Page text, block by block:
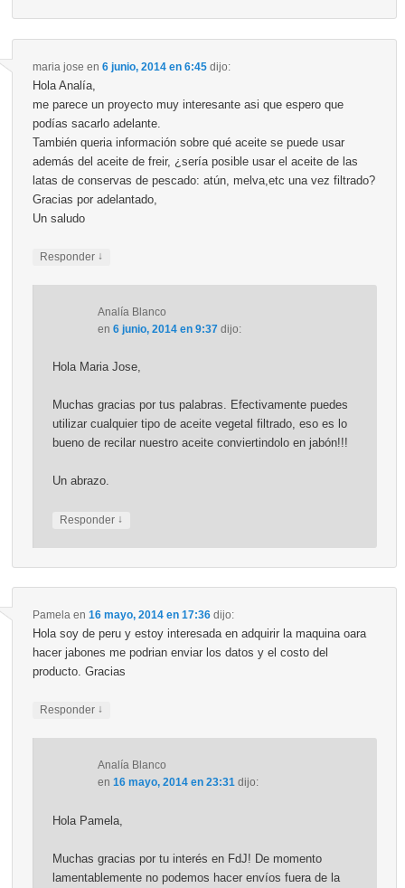
maria jose en 6 junio, 2014 en 6:45 dijo:
Hola Analía,
me parece un proyecto muy interesante asi que espero que
podías sacarlo adelante.
También queria información sobre qué aceite se puede usar
además del aceite de freir, ¿sería posible usar el aceite de las
latas de conservas de pescado: atún, melva,etc una vez filtrado?
Gracias por adelantado,
Un saludo
Responder ↓
Analía Blanco
en 6 junio, 2014 en 9:37 dijo:
Hola Maria Jose,
Muchas gracias por tus palabras. Efectivamente puedes
utilizar cualquier tipo de aceite vegetal filtrado, eso es lo
bueno de recilar nuestro aceite conviertindolo en jabón!!!
Un abrazo.
Responder ↓
Pamelaen 16 mayo, 2014 en 17:36 dijo:
Hola soy de peru y estoy interesada en adquirir la maquina oara
hacer jabones me podrian enviar los datos y el costo del
producto. Gracias
Responder ↓
Analía Blanco
en 16 mayo, 2014 en 23:31 dijo:
Hola Pamela,
Muchas gracias por tu interés en FdJ! De momento
lamentablemente no podemos hacer envíos fuera de la